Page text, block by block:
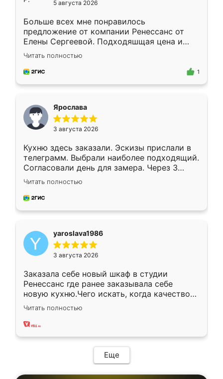
5 августа 2026
Больше всех мне понравилось
предложение от компании Ренессанс от
Елены Сергеевой. Подходяшщая цена и
короткие сроки изготовления. Приехавший
для замера сотрудник Владислав
предложил по моему эскизу самый
Читать полностью
1
Ярослава
3 августа 2026
Кухню здесь заказали. Эскизы прислали в
телеграмм. Выбрали наиболее подходящий.
Согласовали день для замера. Через 3
недели кухня была уже готова. Остались
довольны работой. Спасибо Ренессанс
мебель за качественную работу!
Читать полностью
yaroslava1986
3 августа 2026
Заказала себе новый шкаф в студии
Ренессанс где ранее заказывала себе
новую кухню.Чего искать, когда качеством
вполне довольна. Служит кухня уже почти
два года, нареканий нет.
Читать полностью
Еще